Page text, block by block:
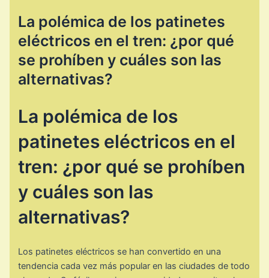
La polémica de los patinetes
eléctricos en el tren: ¿por qué
se prohíben y cuáles son las
alternativas?
La polémica de los
patinetes eléctricos en el
tren: ¿por qué se prohíben
y cuáles son las
alternativas?
Los patinetes eléctricos se han convertido en una
tendencia cada vez más popular en las ciudades de todo